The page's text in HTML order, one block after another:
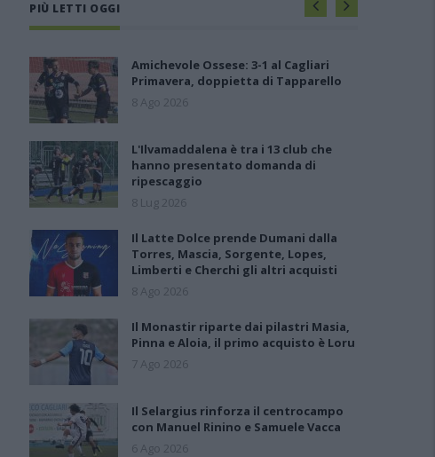
PIÙ LETTI OGGI
Amichevole Ossese: 3-1 al Cagliari
Primavera, doppietta di Tapparello
8 Ago 2026
L'Ilvamaddalena è tra i 13 club che
hanno presentato domanda di
ripescaggio
8 Lug 2026
Il Latte Dolce prende Dumani dalla
Torres, Mascia, Sorgente, Lopes,
Limberti e Cherchi gli altri acquisti
8 Ago 2026
Il Monastir riparte dai pilastri Masia,
Pinna e Aloia, il primo acquisto è Loru
7 Ago 2026
Il Selargius rinforza il centrocampo
con Manuel Rinino e Samuele Vacca
6 Ago 2026